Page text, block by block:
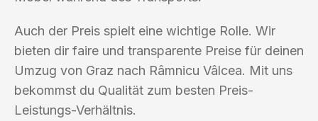
Auch der Preis spielt eine wichtige Rolle. Wir
bieten dir faire und transparente Preise für deinen
Umzug von Graz nach Râmnicu Vâlcea. Mit uns
bekommst du Qualität zum besten Preis-
Leistungs-Verhältnis.